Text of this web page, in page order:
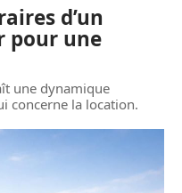
d’un
pour une
une dynamique
concerne la location.